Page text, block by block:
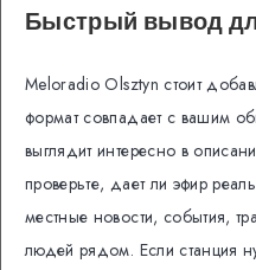
Быстрый вывод
Meloradio Olsztyn стоит
формат совпадает с вашим
выглядит интересно в
проверьте, дает ли эфир
местные новости, события,
людей рядом. Если станция